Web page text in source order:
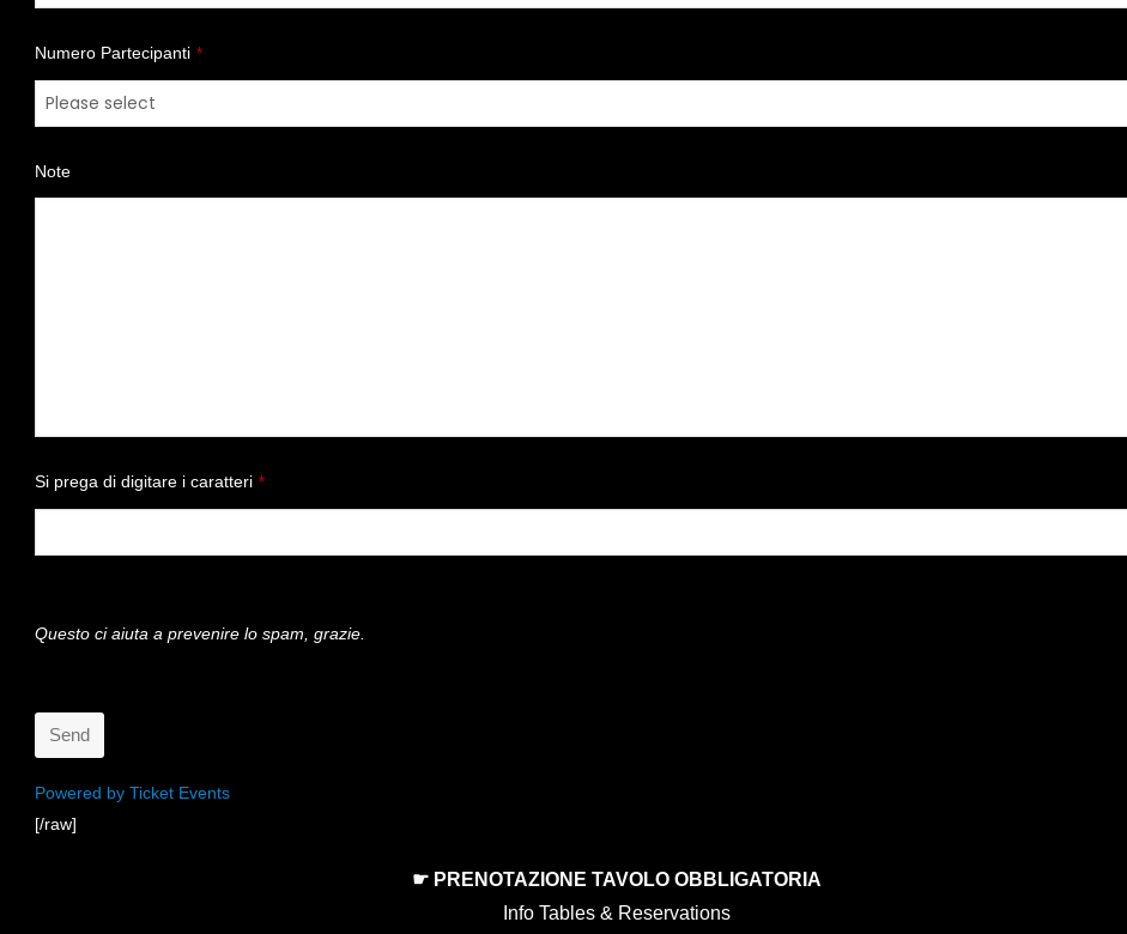
Numero Partecipanti *
Note
Si prega di digitare i caratteri *
Questo ci aiuta a prevenire lo spam, grazie.
Send
This
field
Powered by Ticket Events
[/raw]
☛ PRENOTAZIONE TAVOLO OBBLIGATORIA
Info Tables & Reservations